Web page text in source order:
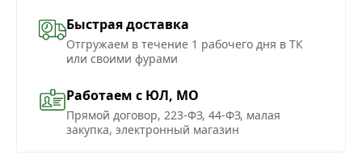
Быстрая доставка
Отгружаем в течение 1 рабочего дня в ТК
или своими фурами
Работаем с ЮЛ, МО
Прямой договор, 223-ФЗ, 44-ФЗ, малая
закупка, электронный магазин